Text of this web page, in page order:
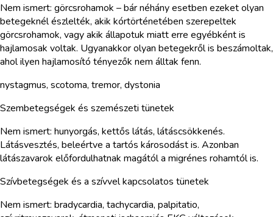
Nem ismert: görcsrohamok – bár néhány esetben ezeket olyan
betegeknél észlelték, akik kórtörténetében szerepeltek
görcsrohamok, vagy akik állapotuk miatt erre egyébként is
hajlamosak voltak. Ugyanakkor olyan betegekről is beszámoltak,
ahol ilyen hajlamosító tényezők nem álltak fenn.
nystagmus, scotoma, tremor, dystonia
Szembetegségek és szemészeti tünetek
Nem ismert: hunyorgás, kettős látás, látáscsökkenés.
Látásvesztés, beleértve a tartós károsodást is. Azonban
látászavarok előfordulhatnak magától a migrénes rohamtól is.
Szívbetegségek és a szívvel kapcsolatos tünetek
Nem ismert: bradycardia, tachycardia, palpitatio,